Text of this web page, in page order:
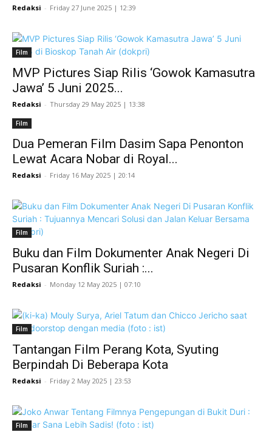
Redaksi - Friday 27 June 2025 | 12:39
Film
MVP Pictures Siap Rilis ‘Gowok Kamasutra
Jawa’ 5 Juni 2025...
Redaksi - Thursday 29 May 2025 | 13:38
Film
Dua Pemeran Film Dasim Sapa Penonton
Lewat Acara Nobar di Royal...
Redaksi - Friday 16 May 2025 | 20:14
Film
Buku dan Film Dokumenter Anak Negeri Di
Pusaran Konflik Suriah :...
Redaksi - Monday 12 May 2025 | 07:10
Film
Tantangan Film Perang Kota, Syuting
Berpindah Di Beberapa Kota
Redaksi - Friday 2 May 2025 | 23:53
Film